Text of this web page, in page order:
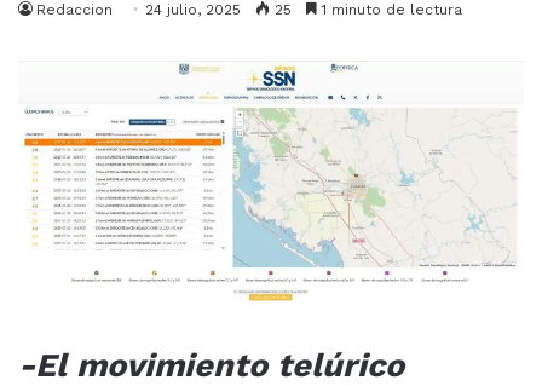
Redaccion 24 julio, 2025 25 1 minuto de lectura
-El movimiento telúrico